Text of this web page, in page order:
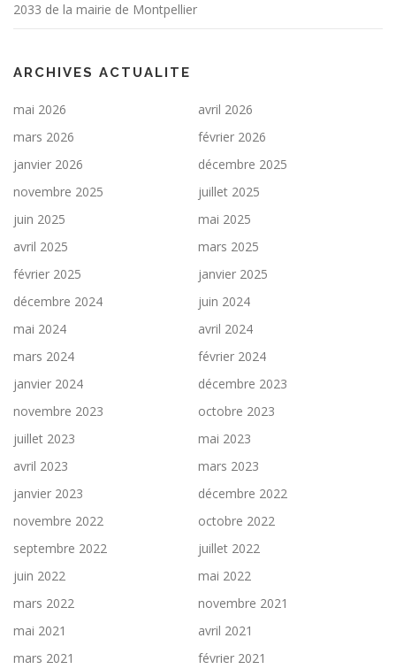
2033 de la mairie de Montpellier
ARCHIVES ACTUALITE
mai 2026
avril 2026
mars 2026
février 2026
janvier 2026
décembre 2025
novembre 2025
juillet 2025
juin 2025
mai 2025
avril 2025
mars 2025
février 2025
janvier 2025
décembre 2024
juin 2024
mai 2024
avril 2024
mars 2024
février 2024
janvier 2024
décembre 2023
novembre 2023
octobre 2023
juillet 2023
mai 2023
avril 2023
mars 2023
janvier 2023
décembre 2022
novembre 2022
octobre 2022
septembre 2022
juillet 2022
juin 2022
mai 2022
mars 2022
novembre 2021
mai 2021
avril 2021
mars 2021
février 2021